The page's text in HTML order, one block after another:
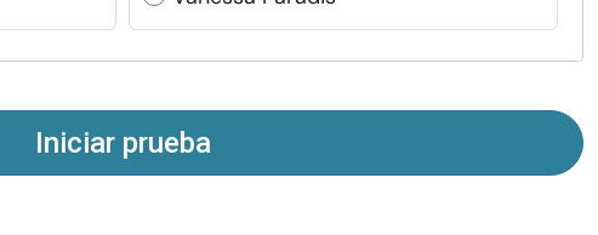
Iniciar prueba